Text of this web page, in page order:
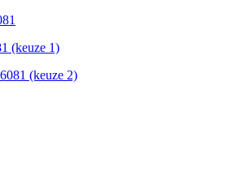
(keuze 1)
(keuze 2)